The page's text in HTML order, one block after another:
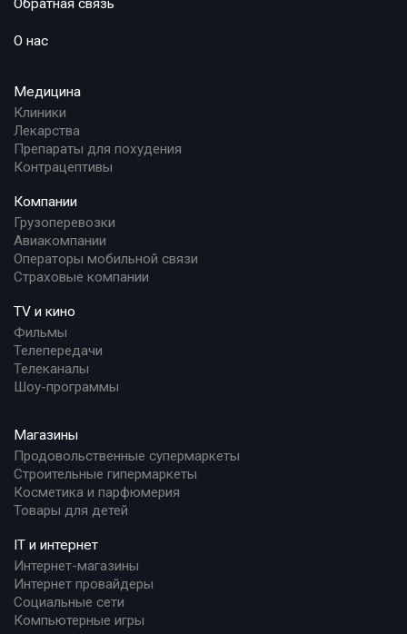
Обратная связь
О нас
Медицина
Клиники
Лекарства
Препараты для похудения
Контрацептивы
Компании
Грузоперевозки
Авиакомпании
Операторы мобильной связи
Страховые компании
TV и кино
Фильмы
Телепередачи
Телеканалы
Шоу-программы
Магазины
Продовольственные супермаркеты
Строительные гипермаркеты
Косметика и парфюмерия
Товары для детей
IT и интернет
Интернет-магазины
Интернет провайдеры
Социальные сети
Компьютерные игры